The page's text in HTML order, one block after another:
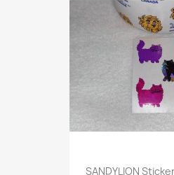
SANDYLION